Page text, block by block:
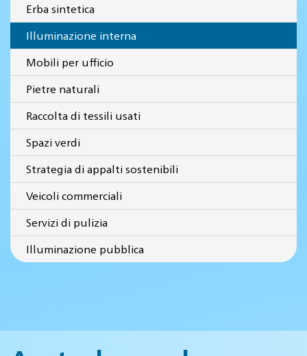
Erba sintetica
Illuminazione interna
Mobili per ufficio
Pietre naturali
Raccolta di tessili usati
Spazi verdi
Strategia di appalti sostenibili
Veicoli commerciali
Servizi di pulizia
Illuminazione pubblica